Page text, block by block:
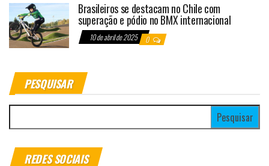
Brasileiros se destacam no Chile com
superação e pódio no BMX internacional
10 de abril de 2025 0
PESQUISAR
REDES SOCIAIS